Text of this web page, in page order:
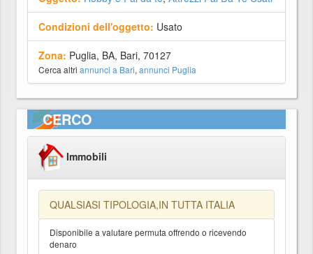
Condizioni dell'oggetto: Usato
Zona: Puglia, BA, Bari, 70127
Cerca altri annunci a Bari, annunci Puglia
CERCO
Immobili
QUALSIASI TIPOLOGIA,IN TUTTA ITALIA
Disponibile a valutare permuta offrendo o ricevendo
denaro